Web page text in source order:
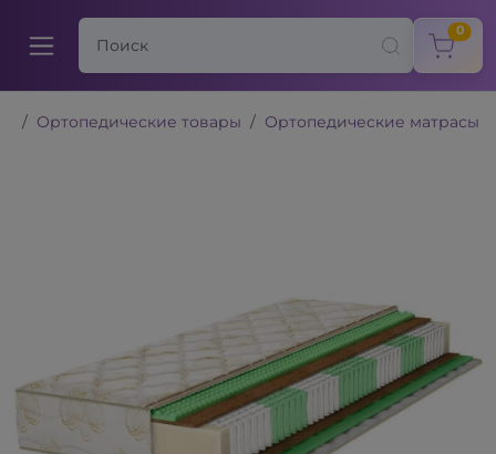
0
Ортопедические товары Ортопедические матрасы